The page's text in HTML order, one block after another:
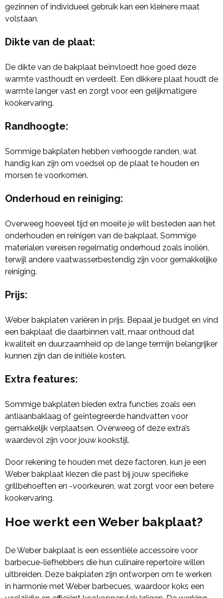
gezinnen of individueel gebruik kan een kleinere maat
volstaan.
Dikte van de plaat:
De dikte van de bakplaat beïnvloedt hoe goed deze
warmte vasthoudt en verdeelt. Een dikkere plaat houdt de
warmte langer vast en zorgt voor een gelijkmatigere
kookervaring.
Randhoogte:
Sommige bakplaten hebben verhoogde randen, wat
handig kan zijn om voedsel op de plaat te houden en
morsen te voorkomen.
Onderhoud en reiniging:
Overweeg hoeveel tijd en moeite je wilt besteden aan het
onderhouden en reinigen van de bakplaat. Sommige
materialen vereisen regelmatig onderhoud zoals inoliën,
terwijl andere vaatwasserbestendig zijn voor gemakkelijke
reiniging.
Prijs:
Weber bakplaten variëren in prijs. Bepaal je budget en vind
een bakplaat die daarbinnen valt, maar onthoud dat
kwaliteit en duurzaamheid op de lange termijn belangrijker
kunnen zijn dan de initiële kosten.
Extra features:
Sommige bakplaten bieden extra functies zoals een
antiaanbaklaag of geïntegreerde handvatten voor
gemakkelijk verplaatsen. Overweeg of deze extra’s
waardevol zijn voor jouw kookstijl.
Door rekening te houden met deze factoren, kun je een
Weber bakplaat kiezen die past bij jouw specifieke
grillbehoeften en -voorkeuren, wat zorgt voor een betere
kookervaring.
Hoe werkt een Weber bakplaat?
De Weber bakplaat is een essentiële accessoire voor
barbecue-liefhebbers die hun culinaire repertoire willen
uitbreiden. Deze bakplaten zijn ontworpen om te werken
in harmonie met Weber barbecues, waardoor koks een